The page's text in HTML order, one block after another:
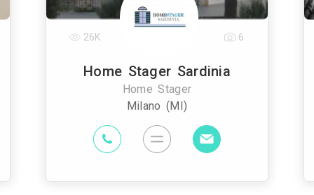
Home Stager Sardinia
Home Stager
Milano (MI)
26K 6